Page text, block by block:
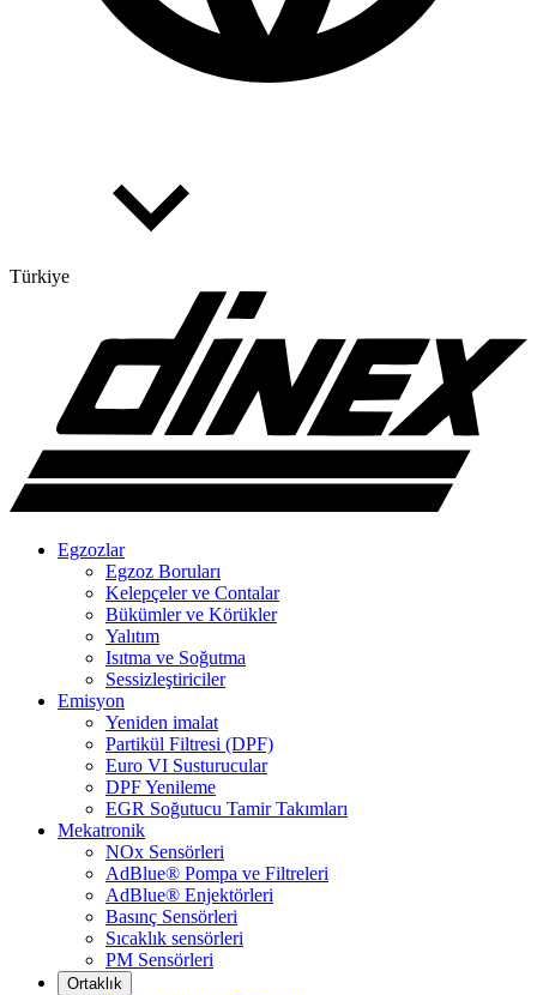
Türkiye
Egzozlar
Egzoz Boruları
Kelepçeler ve Contalar
Bükümler ve Körükler
Yalıtım
Isıtma ve Soğutma
Sessizleştiriciler
Emisyon
Yeniden imalat
Partikül Filtresi (DPF)
Euro VI Susturucular
DPF Yenileme
EGR Soğutucu Tamir Takımları
Mekatronik
NOx Sensörleri
AdBlue® Pompa ve Filtreleri
AdBlue® Enjektörleri
Basınç Sensörleri
Sıcaklık sensörleri
PM Sensörleri
Ortaklık